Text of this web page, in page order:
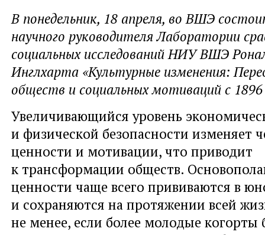
В понедельник, 18 апреля, во ВШЭ
научного руководителя Лаборатории
социальных исследований НИУ ВШЭ
Инглхарта «Культурные изменения:
обществ и социальных мотиваций с 1896
Увеличивающийся уровень
и физической безопасности изменяет
ценности и мотивации, что приводит
к трансформации обществ.
ценности чаще всего прививаются в
и сохраняются на протяжении всей
не менее, если более молодые когорты